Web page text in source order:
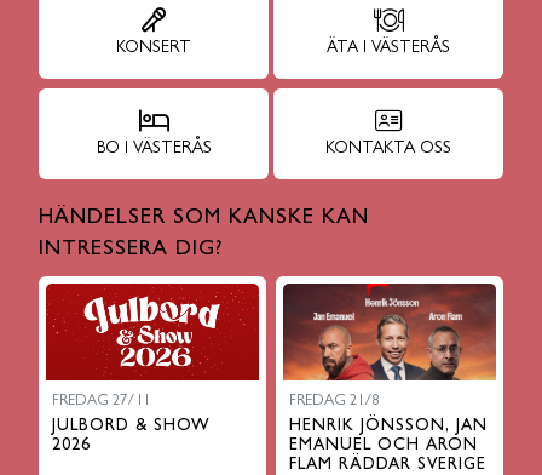
KONSERT ÄTA I VÄSTERÅS
BO I VÄSTERÅS KONTAKTA OSS
HÄNDELSER SOM KANSKE KAN
INTRESSERA DIG?
FREDAG 27/11
JULBORD & SHOW
2026
FREDAG 21/8
HENRIK JÖNSSON, JAN
EMANUEL OCH ARON
FLAM RÄDDAR SVERIGE